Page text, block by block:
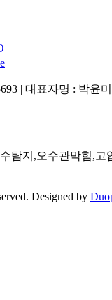
| 대표자명 : 박윤
탐지,오수관막힘,고
Designed by